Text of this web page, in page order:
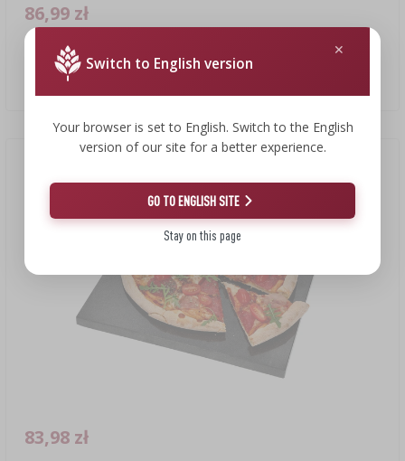
Refraktometr do piwa
86,99 zł
86,99 PLN/szt.
83,98 zł
Switch to English version
Your browser is set to English. Switch to the English
version of our site for a better experience.
GO TO ENGLISH SITE
Stay on this page